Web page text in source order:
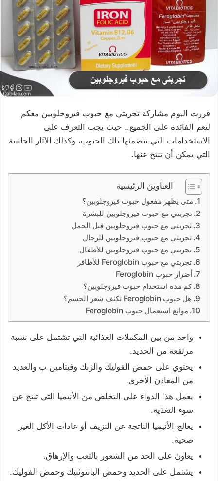
قررت اليوم مشاركة تجربتي مع حبوب فيروجلوبين معكم
لتعم الفائدة على الجميع.. حيث يجب التعرف على
الاستخدامات التي تتضمنها تلك الحبوب، وكذلك الآثار الجانبية
التي يمكن أن تنتج عنها.
العناوين الرئيسية
متى يظهر مفعول حبوب فيروجلوبين؟
تجربتي مع حبوب فيروجلوبين للبشرة
تجربتي مع حبوب فيروجلوبين قبل الحمل
تجربتي مع حبوب فيروجلوبين للرجال
تجربتي مع حبوب فيروجلوبين للأطفال
تجربتي مع حبوب Feroglobin للأظافر
أضرار حبوب Feroglobin
كم مدة استخدام حبوب فيروجلوبين؟
هل حبوب Feroglobin تكثف شعر الجسم؟
موانع استعمال حبوب Feroglobin
واحد من بين المكملات الغذائية التي تشتمل على نسبة
مرتفعة من الحديد.
يحتوي على حمض الفوليك والزنك وفيتامين ب والعديد
من المعادن الأخرى.
يعمل هذا الدواء على التخلص من الأنيميا التي تنتج عن
سوء التغذية.
يعالج الأنيميا الناتجة عن النزيف أو عادات الأكل الغير
صحية.
يعاون على الحد من الشعور بالتعب والإرهاق.
يشتمل على الحديد وحمض البانتوثنيك وحمض الفوليك.